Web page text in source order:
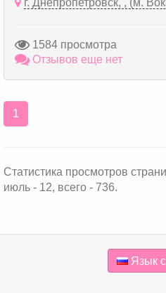
г. Днепропетровск, , (м.
1584 просмотра
Отзывов еще нет
1
Статистика просмотров
июль - 12, всего - 736.
Язык